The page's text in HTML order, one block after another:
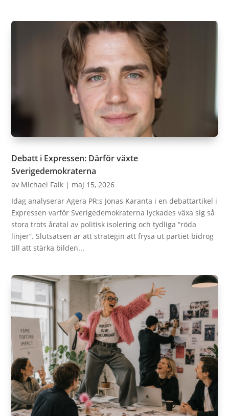
Debatt i Expressen: Därför växte
Sverigedemokraterna
av Michael Falk | maj 15, 2026
Idag analyserar Agera PR:s Jonas Karanta i en debattartikel i
Expressen varför Sverigedemokraterna lyckades växa sig så
stora trots åratal av politisk isolering och tydliga “röda
linjer”. Slutsatsen är att strategin att frysa ut partiet bidrog
till att stärka bilden...